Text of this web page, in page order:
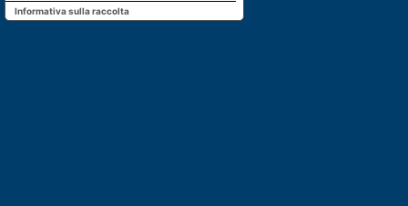
Informativa sulla raccolta